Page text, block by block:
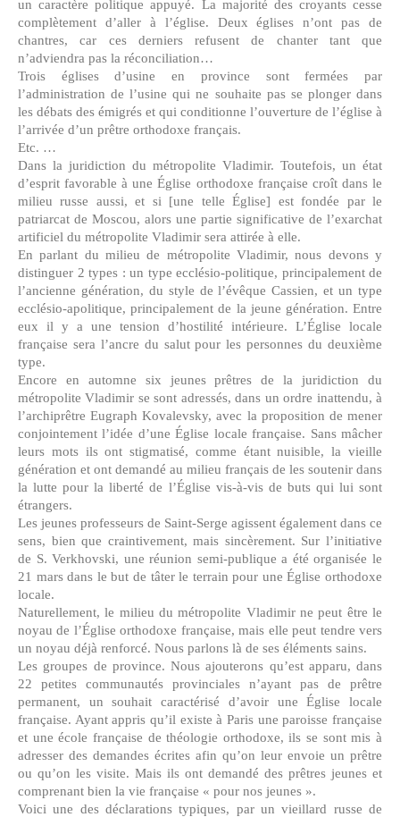
un caractère politique appuyé. La majorité des croyants cesse
complètement d’aller à l’église. Deux églises n’ont pas de
chantres, car ces derniers refusent de chanter tant que
n’adviendra pas la réconciliation…
Trois églises d’usine en province sont fermées par
l’administration de l’usine qui ne souhaite pas se plonger dans
les débats des émigrés et qui conditionne l’ouverture de l’église à
l’arrivée d’un prêtre orthodoxe français.
Etc. …
Dans la juridiction du métropolite Vladimir. Toutefois, un état
d’esprit favorable à une Église orthodoxe française croît dans le
milieu russe aussi, et si [une telle Église] est fondée par le
patriarcat de Moscou, alors une partie significative de l’exarchat
artificiel du métropolite Vladimir sera attirée à elle.
En parlant du milieu de métropolite Vladimir, nous devons y
distinguer 2 types : un type ecclésio-politique, principalement de
l’ancienne génération, du style de l’évêque Cassien, et un type
ecclésio-apolitique, principalement de la jeune génération. Entre
eux il y a une tension d’hostilité intérieure. L’Église locale
française sera l’ancre du salut pour les personnes du deuxième
type.
Encore en automne six jeunes prêtres de la juridiction du
métropolite Vladimir se sont adressés, dans un ordre inattendu, à
l’archiprêtre Eugraph Kovalevsky, avec la proposition de mener
conjointement l’idée d’une Église locale française. Sans mâcher
leurs mots ils ont stigmatisé, comme étant nuisible, la vieille
génération et ont demandé au milieu français de les soutenir dans
la lutte pour la liberté de l’Église vis-à-vis de buts qui lui sont
étrangers.
Les jeunes professeurs de Saint-Serge agissent également dans ce
sens, bien que craintivement, mais sincèrement. Sur l’initiative
de S. Verkhovski, une réunion semi-publique a été organisée le
21 mars dans le but de tâter le terrain pour une Église orthodoxe
locale.
Naturellement, le milieu du métropolite Vladimir ne peut être le
noyau de l’Église orthodoxe française, mais elle peut tendre vers
un noyau déjà renforcé. Nous parlons là de ses éléments sains.
Les groupes de province. Nous ajouterons qu’est apparu, dans
22 petites communautés provinciales n’ayant pas de prêtre
permanent, un souhait caractérisé d’avoir une Église locale
française. Ayant appris qu’il existe à Paris une paroisse française
et une école française de théologie orthodoxe, ils se sont mis à
adresser des demandes écrites afin qu’on leur envoie un prêtre
ou qu’on les visite. Mais ils ont demandé des prêtres jeunes et
comprenant bien la vie française « pour nos jeunes ».
Voici une des déclarations typiques, par un vieillard russe de